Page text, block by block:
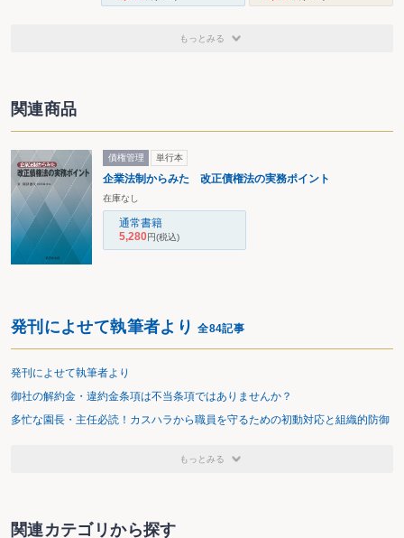
もっとみる
関連商品
債権管理 単行本
企業法制からみた 改正債権法の実務ポイント
在庫なし
通常書籍
5,280円(税込)
発刊によせて執筆者より全84記事
発刊によせて執筆者より
御社の解約金・違約金条項は不当条項ではありませんか？
多忙な園長・主任必読！カスハラから職員を守るための初動対応と組織的防御
もっとみる
関連カテゴリから探す